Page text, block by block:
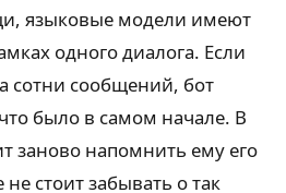
языковые модели имеют
одного диалога. Если
сотни сообщений, бот
было в самом начале. В
заново напомнить ему его
стоит забывать о так